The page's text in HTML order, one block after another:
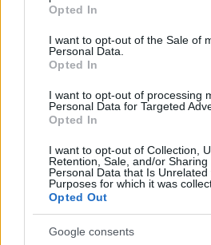
use your data for below specified
consent section.
Opted In
I want to opt-out of the Sale of
Personal Data.
Opted In
I want to opt-out of processing
Personal Data for Targeted
Opted In
I want to opt-out of Collection,
Retention, Sale, and/or Sharing
Personal Data that Is Unrelated
Purposes for which it was
Opted Out
Google consents
resistência e suporte, médias
outras técnicas, você pode fazer
informada sobre se o preço vai
O mercado de criptomoedas é
difícil de prever a longo prazo,
fundamentos e o progresso do
essencial antes de decidir investir
fundos a longo prazo com o
meses ou anos. Ao analisar o